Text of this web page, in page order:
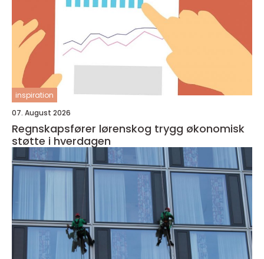
inspiration
07. August 2026
Regnskapsfører lørenskog trygg økonomisk
støtte i hverdagen